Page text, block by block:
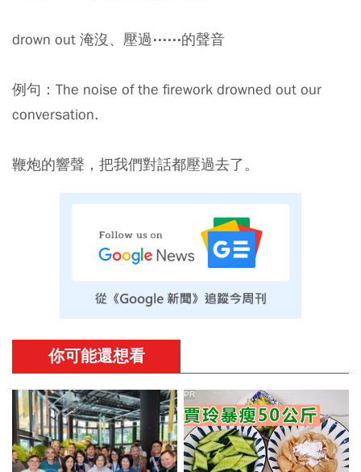
drown out 淹沒、壓過⋯⋯的聲音
例句：The noise of the firework drowned out our
conversation.
鞭炮的響聲，把我們對話都壓過去了。